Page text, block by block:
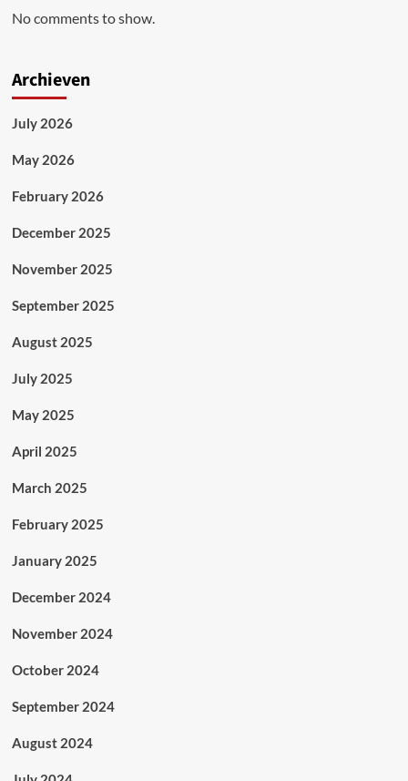
No comments to show.
Archieven
July 2026
May 2026
February 2026
December 2025
November 2025
September 2025
August 2025
July 2025
May 2025
April 2025
March 2025
February 2025
January 2025
December 2024
November 2024
October 2024
September 2024
August 2024